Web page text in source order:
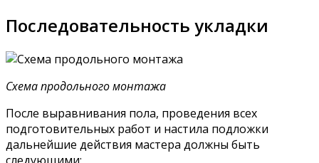
Последовательность укладки
Схема продольного монтажа
После выравнивания пола, проведения всех
подготовительных работ и настила подложки
дальнейшие действия мастера должны быть